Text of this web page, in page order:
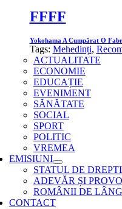
FFFF
Yokohama A Cumpărat O
Tags: Mehedinți,
ACTUALITATE
ECONOMIE
EDUCAȚIE
EVENIMENT
SĂNĂTATE
SOCIAL
SPORT
POLITIC
VREMEA
EMISIUNI
STATUL DE DREPT
ADEVĂR ȘI
ROMÂNII DE
CONTACT